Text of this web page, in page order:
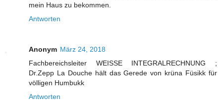
mein Haus zu bekommen.
Antworten
Anonym März 24, 2018
Fachbereichsleiter WEISSE INTEGRALRECHNUNG ;
Dr.Zepp La Douche hält das Gerede von krüna Füsikk für
völligen Humbukk
Antworten